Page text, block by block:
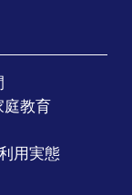
庭教育
用実態